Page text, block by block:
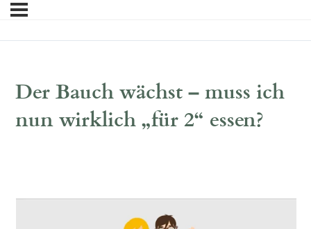
Der Bauch wächst – muss ich
nun wirklich „für 2“ essen?